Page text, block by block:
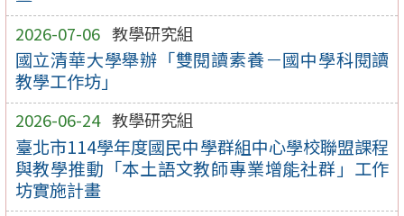
2026-07-06 教學研究組
國立清華大學舉辦「雙閱讀素養－國中學科閱讀
教學工作坊」
2026-06-24 教學研究組
臺北市114學年度國民中學群組中心學校聯盟課程
與教學推動「本土語文教師專業增能社群」工作
坊實施計畫